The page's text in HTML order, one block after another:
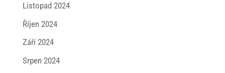
Listopad 2024
Říjen 2024
Září 2024
Srpen 2024